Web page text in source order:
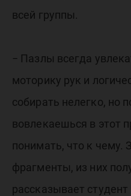
всей группы.
− Пазлы всегда
моторику рук и
собирать нелегко, но
вовлекаешься в этот
понимать, что к чему.
фрагменты, из них
рассказывает